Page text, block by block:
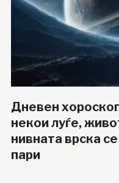
Дневен
некои луѓе,
нивната врска
пари